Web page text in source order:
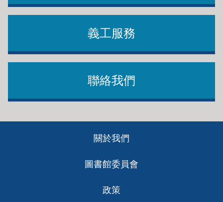
義工服務
聯絡我們
關於我們
圖書館委員會
政策